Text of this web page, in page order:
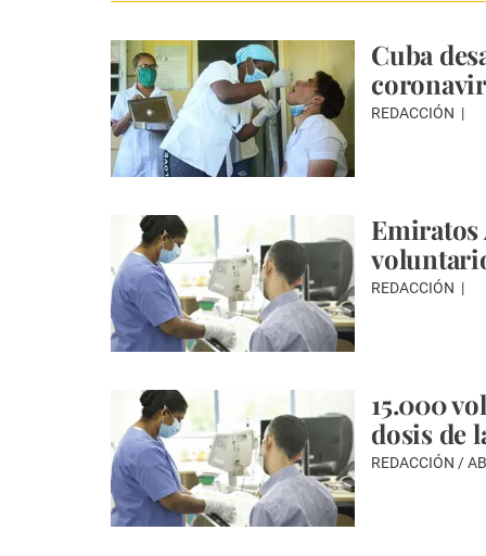
Cuba
REDACCIÓN
Emiratos
REDACCIÓN
15.000
dosis de
REDACCIÓN /